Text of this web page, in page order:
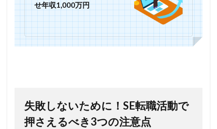
せ年収1,000万円
失敗しないために！SE転職活動で
押さえるべき3つの注意点